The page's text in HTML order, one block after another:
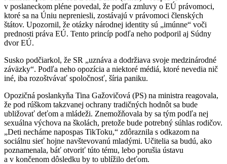
v poslaneckom pléne povedal, že podľa zmluvy o EÚ právomoci,
ktoré sa na Úniu nepreniesli, zostávajú v právomoci členských
štátov. Upozornil, že otázky národnej identity sú „imúnne“ voči
prednosti práva EÚ. Tento princíp podľa neho podporil aj Súdny
dvor EÚ.
Susko podčiarkol, že SR „uznáva a dodržiava svoje medzinárodné
záväzky“. Podľa neho opozícia a niektoré médiá, ktoré nevedia nič
iné, iba rozoštvávať spoločnosť, šíria paniku.
Opozičná poslankyňa Tina Gažovičová (PS) na ministra reagovala,
že pod rúškom takzvanej ochrany tradičných hodnôt sa bude
ubližovať deťom a mládeži. Znemožňovala by sa tým podľa nej
sexuálna výchova na školách, pretože bude potrebný súhlas rodičov.
„Deti necháme napospas TikToku,“ zdôraznila s odkazom na
sociálnu sieť hojne navštevovanú mladými. Učitelia sa budú, ako
poznamenala, báť otvoriť túto tému, lebo porušia ústavu
a v končenom dôsledku by to ublížilo deťom.